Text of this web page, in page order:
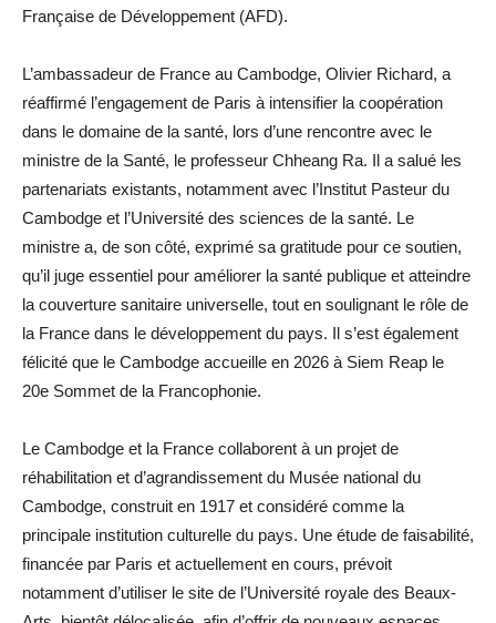
Française de Développement (AFD).
L’ambassadeur de France au Cambodge, Olivier Richard, a
réaffirmé l’engagement de Paris à intensifier la coopération
dans le domaine de la santé, lors d’une rencontre avec le
ministre de la Santé, le professeur Chheang Ra. Il a salué les
partenariats existants, notamment avec l’Institut Pasteur du
Cambodge et l’Université des sciences de la santé. Le
ministre a, de son côté, exprimé sa gratitude pour ce soutien,
qu’il juge essentiel pour améliorer la santé publique et atteindre
la couverture sanitaire universelle, tout en soulignant le rôle de
la France dans le développement du pays. Il s’est également
félicité que le Cambodge accueille en 2026 à Siem Reap le
20e Sommet de la Francophonie.
Le Cambodge et la France collaborent à un projet de
réhabilitation et d’agrandissement du Musée national du
Cambodge, construit en 1917 et considéré comme la
principale institution culturelle du pays. Une étude de faisabilité,
financée par Paris et actuellement en cours, prévoit
notamment d’utiliser le site de l’Université royale des Beaux-